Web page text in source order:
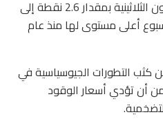
إلى 4.56%، وتراجعت عوائد الديون الثلاثينية بمقدار 2.6 نقطة إلى
أعلى مستوى لها منذ عام
كثب التطورات الجيوسياسية في
أن تؤدي أسعار الوقود